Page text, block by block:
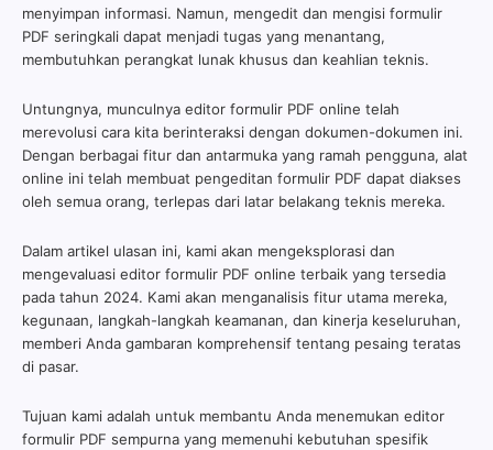
menyimpan informasi. Namun, mengedit dan mengisi formulir
PDF seringkali dapat menjadi tugas yang menantang,
membutuhkan perangkat lunak khusus dan keahlian teknis.
Untungnya, munculnya editor formulir PDF online telah
merevolusi cara kita berinteraksi dengan dokumen-dokumen ini.
Dengan berbagai fitur dan antarmuka yang ramah pengguna, alat
online ini telah membuat pengeditan formulir PDF dapat diakses
oleh semua orang, terlepas dari latar belakang teknis mereka.
Dalam artikel ulasan ini, kami akan mengeksplorasi dan
mengevaluasi editor formulir PDF online terbaik yang tersedia
pada tahun 2024. Kami akan menganalisis fitur utama mereka,
kegunaan, langkah-langkah keamanan, dan kinerja keseluruhan,
memberi Anda gambaran komprehensif tentang pesaing teratas
di pasar.
Tujuan kami adalah untuk membantu Anda menemukan editor
formulir PDF sempurna yang memenuhi kebutuhan spesifik